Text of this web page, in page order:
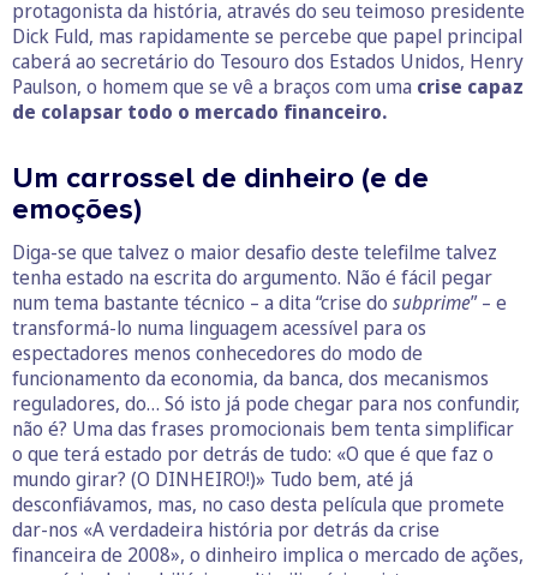
protagonista da história, através do seu teimoso presidente
Dick Fuld, mas rapidamente se percebe que papel principal
caberá ao secretário do Tesouro dos Estados Unidos, Henry
Paulson, o homem que se vê a braços com uma crise capaz
de colapsar todo o mercado financeiro.
Um carrossel de dinheiro (e de
emoções)
Diga-se que talvez o maior desafio deste telefilme talvez
tenha estado na escrita do argumento. Não é fácil pegar
num tema bastante técnico – a dita “crise do subprime” – e
transformá-lo numa linguagem acessível para os
espectadores menos conhecedores do modo de
funcionamento da economia, da banca, dos mecanismos
reguladores, do… Só isto já pode chegar para nos confundir,
não é? Uma das frases promocionais bem tenta simplificar
o que terá estado por detrás de tudo: «O que é que faz o
mundo girar? (O DINHEIRO!)» Tudo bem, até já
desconfiávamos, mas, no caso desta película que promete
dar-nos «A verdadeira história por detrás da crise
financeira de 2008», o dinheiro implica o mercado de ações,